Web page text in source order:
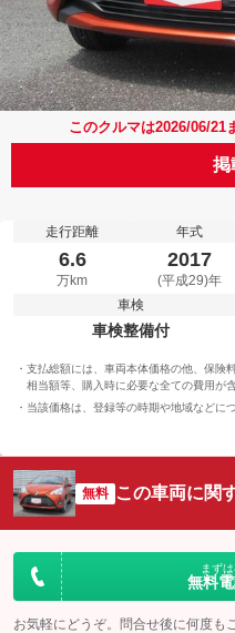
このクルマは2026/06/21
掲
走行距離
6.6
万km
年式
2017
(平成29)年
車検
車検整備付
支払総額には、車両本体価格の他、保険
相当額等、購入時に必要な全ての費用が
当該価格は、登録等の時期や地域などに
無料 この車両に関
まず
無料
お気軽にどうぞ。問合せ後に何度も